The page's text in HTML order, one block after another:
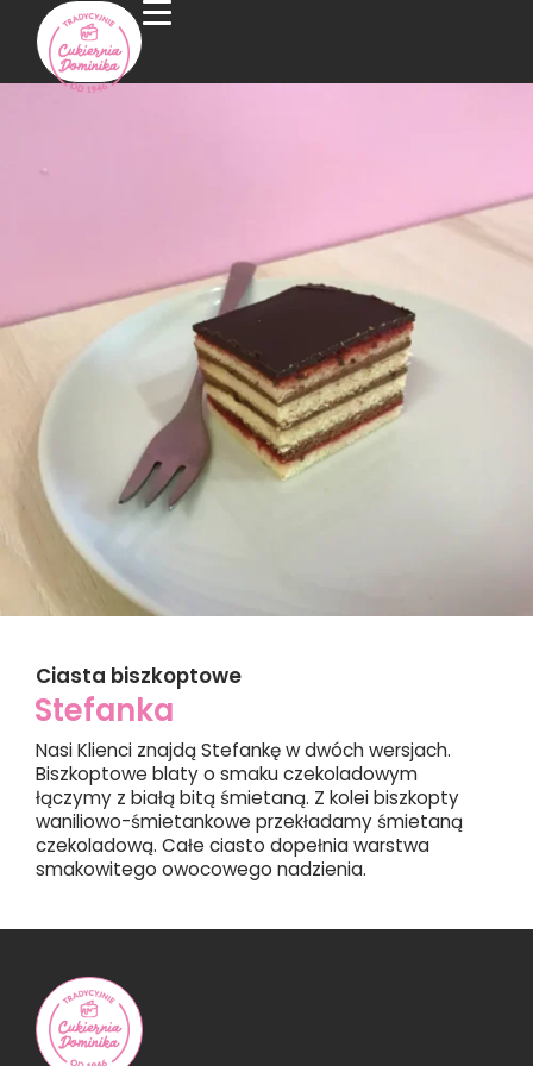
Ciasta biszkoptowe
Stefanka
Nasi Klienci znajdą Stefankę w dwóch wersjach.
Biszkoptowe blaty o smaku czekoladowym
łączymy z białą bitą śmietaną. Z kolei biszkopty
waniliowo-śmietankowe przekładamy śmietaną
czekoladową. Całe ciasto dopełnia warstwa
smakowitego owocowego nadzienia.